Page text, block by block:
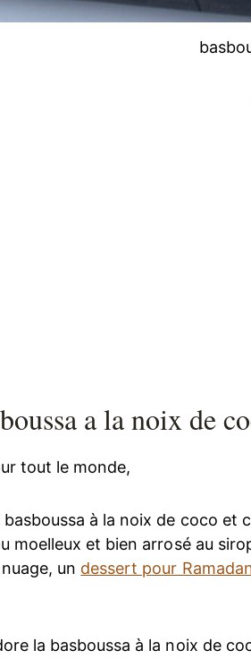
a la noix de
tout le monde,
basboussa à la noix de coco et
moelleux et bien arrosé au
nuage, un dessert pour
la basboussa à la noix de